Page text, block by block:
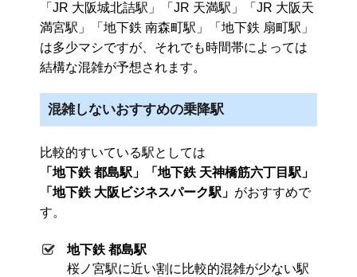
「JR 大阪城北詰駅」「JR 天満駅」「JR 大阪天
満宮駅」「地下鉄 南森町駅」「地下鉄 扇町駅」
は多少マシですが、それでも時間帯によっては
結構な混雑が予想されます。
混雑しないおすすめの乗降駅
比較的すいている駅としては
「地下鉄 都島駅」「地下鉄 天神橋筋六丁目駅」
「地下鉄 大阪ビジネスパーク駅」 がおすすめで
す。
地下鉄 都島駅
桜ノ宮駅に近い割に比較的混雑が少ない駅